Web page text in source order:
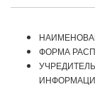
ФОРМА